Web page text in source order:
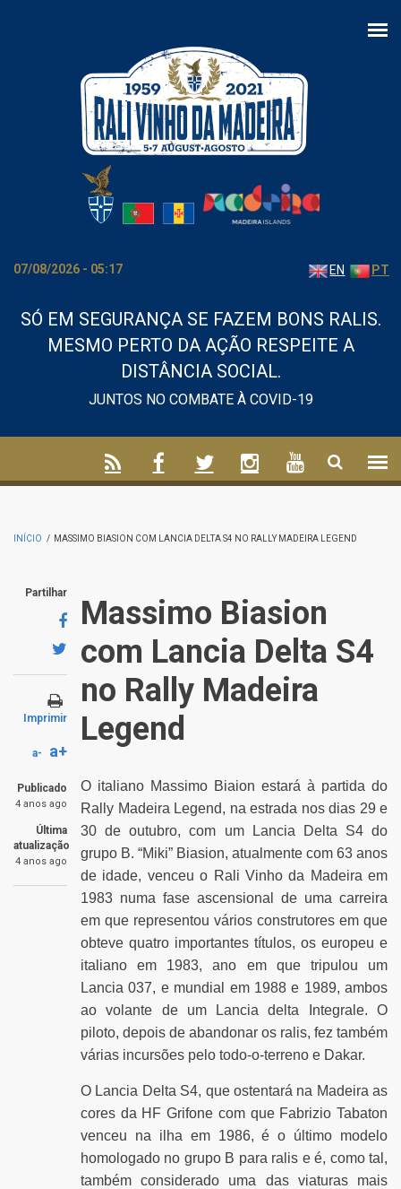
07/08/2026 - 05:17 EN PT
SÓ EM SEGURANÇA SE FAZEM BONS RALIS.
MESMO PERTO DA AÇÃO RESPEITE A
DISTÂNCIA SOCIAL.
JUNTOS NO COMBATE À COVID-19
INÍCIO / MASSIMO BIASION COM LANCIA DELTA S4 NO RALLY MADEIRA LEGEND
Partilhar
Imprimir
a- a+
Publicado
4 anos ago
Última
atualização
4 anos ago
Massimo Biasion
com Lancia Delta S4
no Rally Madeira
Legend
O italiano Massimo Biaion estará à partida do
Rally Madeira Legend, na estrada nos dias 29 e
30 de outubro, com um Lancia Delta S4 do
grupo B. “Miki” Biasion, atualmente com 63 anos
de idade, venceu o Rali Vinho da Madeira em
1983 numa fase ascensional de uma carreira
em que representou vários construtores em que
obteve quatro importantes títulos, os europeu e
italiano em 1983, ano em que tripulou um
Lancia 037, e mundial em 1988 e 1989, ambos
ao volante de um Lancia delta Integrale. O
piloto, depois de abandonar os ralis, fez também
várias incursões pelo todo-o-terreno e Dakar.
O Lancia Delta S4, que ostentará na Madeira as
cores da HF Grifone com que Fabrizio Tabaton
venceu na ilha em 1986, é o último modelo
homologado no grupo B para ralis e é, como tal,
também considerado uma das viaturas mais